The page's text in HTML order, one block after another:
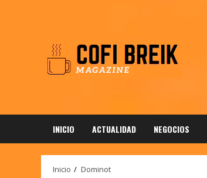
INICIO ACTUALIDAD NEGOCIOS
Inicio Dominot